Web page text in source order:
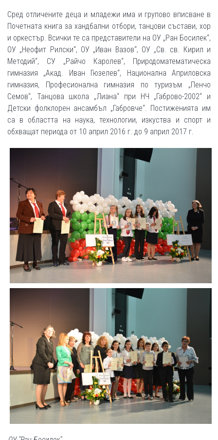
Сред отличените деца и младежи има и групово вписване в
Почетната книга за хандбални отбори, танцови състави, хор
и оркестър. Всички те са представители на ОУ „Ран Босилек“,
ОУ „Неофит Рилски“, ОУ „Иван Вазов“, ОУ „Св. св. Кирил и
Методий“, СУ „Райчо Каролев“, Природоматематическа
гимназия „Акад. Иван Гюзелев“, Национална Априловска
гимназия, Професионална гимназия по туризъм „Пенчо
Семов“, Танцова школа „Лиана“ при НЧ „Габрово-2002“ и
Детски фолклорен ансамбъл „Габровче“. Постиженията им
са в областта на наука, технологии, изкуства и спорт и
обхващат периода от 10 април 2016 г. до 9 април 2017 г.